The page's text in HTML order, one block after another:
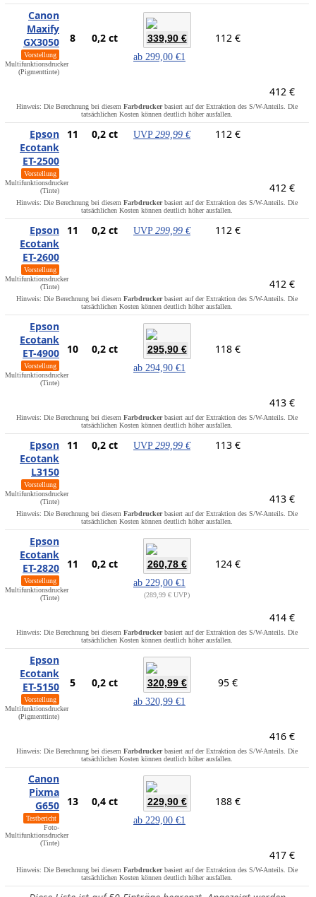
Canon
Maxify
GX3050
Vorstellung
Multifunktionsdrucker
(Pigmenttinte)
8 0,2 ct 339,90 €
ab 299,00 €1
112 €
412 €
Hinweis: Die Berechnung bei diesem Farbdruckerbasiert auf der Extraktion des S/W-Anteils. Die
tatsächlichen Kosten können deutlich höher ausfallen.
Epson
Ecotank
ET-2500
Vorstellung
Multifunktionsdrucker
(Tinte)
11 0,2 ct UVP 299,99 € 112 €
412 €
Hinweis: Die Berechnung bei diesem Farbdruckerbasiert auf der Extraktion des S/W-Anteils. Die
tatsächlichen Kosten können deutlich höher ausfallen.
Epson
Ecotank
ET-2600
Vorstellung
Multifunktionsdrucker
(Tinte)
11 0,2 ct UVP 299,99 € 112 €
412 €
Hinweis: Die Berechnung bei diesem Farbdruckerbasiert auf der Extraktion des S/W-Anteils. Die
tatsächlichen Kosten können deutlich höher ausfallen.
Epson
Ecotank
ET-4900
Vorstellung
Multifunktionsdrucker
(Tinte)
10 0,2 ct 295,90 €
ab 294,90 €1
118 €
413 €
Hinweis: Die Berechnung bei diesem Farbdruckerbasiert auf der Extraktion des S/W-Anteils. Die
tatsächlichen Kosten können deutlich höher ausfallen.
Epson
Ecotank
L3150
Vorstellung
Multifunktionsdrucker
(Tinte)
11 0,2 ct UVP 299,99 € 113 €
413 €
Hinweis: Die Berechnung bei diesem Farbdruckerbasiert auf der Extraktion des S/W-Anteils. Die
tatsächlichen Kosten können deutlich höher ausfallen.
Epson
Ecotank
ET-2820
Vorstellung
Multifunktionsdrucker
(Tinte)
11 0,2 ct 260,78 €
ab 229,00 €1
289,99 € UVP
124 €
414 €
Hinweis: Die Berechnung bei diesem Farbdruckerbasiert auf der Extraktion des S/W-Anteils. Die
tatsächlichen Kosten können deutlich höher ausfallen.
Epson
Ecotank
ET-5150
Vorstellung
Multifunktionsdrucker
(Pigmenttinte)
5 0,2 ct 320,99 €
ab 320,99 €1
95 €
416 €
Hinweis: Die Berechnung bei diesem Farbdruckerbasiert auf der Extraktion des S/W-Anteils. Die
tatsächlichen Kosten können deutlich höher ausfallen.
Canon
Pixma
G650
Testbericht
Foto-
Multifunktionsdrucker
(Tinte)
13 0,4 ct 229,90 €
ab 229,00 €1
188 €
417 €
Hinweis: Die Berechnung bei diesem Farbdruckerbasiert auf der Extraktion des S/W-Anteils. Die
tatsächlichen Kosten können deutlich höher ausfallen.